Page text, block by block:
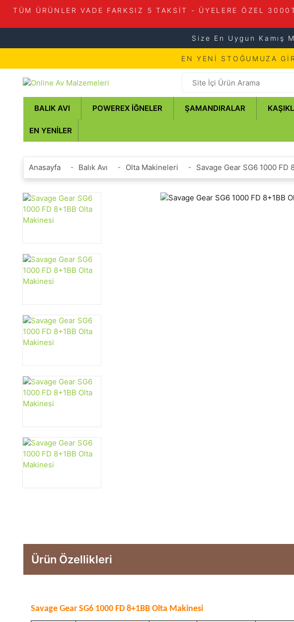
TÜM ÜRÜNLER VADE FARKSIZ 5 TAKSİT - ÜYELERE ÖZEL
Size En Uygun
EN YENİ STOĞUMUZA
BALIK AVI POWEREX İĞNELER ŞAMANDIRALAR
EN YENILER
Anasayfa Balık Avı Olta Makineleri Savage Gear SG6 1000 FD
Ürün Özellikleri
Savage Gear SG6 1000 FD 8+1BB Olta Makinesi